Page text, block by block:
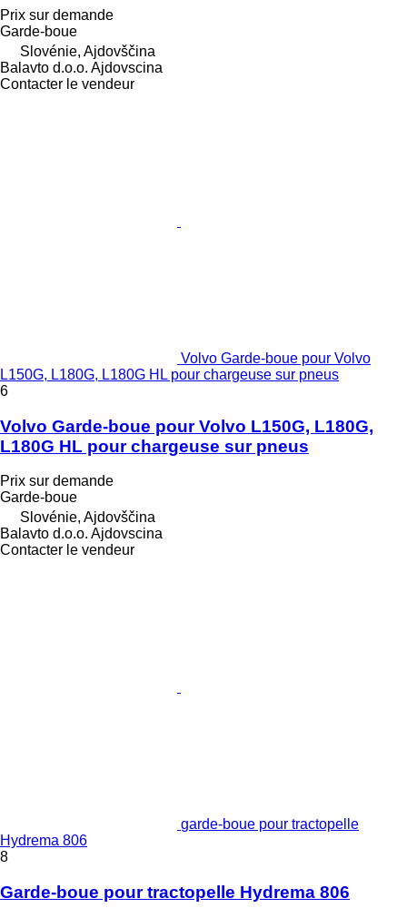
Prix sur demande
Garde-boue
Slovénie, Ajdovščina
Balavto d.o.o. Ajdovscina
Contacter le vendeur
Volvo Garde-boue pour Volvo
L150G, L180G, L180G HL pour chargeuse sur pneus
6
Volvo Garde-boue pour Volvo L150G, L180G,
L180G HL pour chargeuse sur pneus
Prix sur demande
Garde-boue
Slovénie, Ajdovščina
Balavto d.o.o. Ajdovscina
Contacter le vendeur
garde-boue pour tractopelle
Hydrema 806
8
Garde-boue pour tractopelle Hydrema 806